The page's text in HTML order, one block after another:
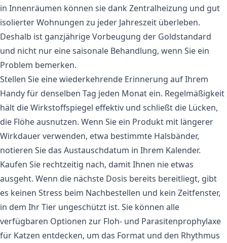
in Innenräumen können sie dank Zentralheizung und gut
isolierter Wohnungen zu jeder Jahreszeit überleben.
Deshalb ist ganzjährige Vorbeugung der Goldstandard
und nicht nur eine saisonale Behandlung, wenn Sie ein
Problem bemerken.
Stellen Sie eine wiederkehrende Erinnerung auf Ihrem
Handy für denselben Tag jeden Monat ein. Regelmäßigkeit
hält die Wirkstoffspiegel effektiv und schließt die Lücken,
die Flöhe ausnutzen. Wenn Sie ein Produkt mit längerer
Wirkdauer verwenden, etwa bestimmte Halsbänder,
notieren Sie das Austauschdatum in Ihrem Kalender.
Kaufen Sie rechtzeitig nach, damit Ihnen nie etwas
ausgeht. Wenn die nächste Dosis bereits bereitliegt, gibt
es keinen Stress beim Nachbestellen und kein Zeitfenster,
in dem Ihr Tier ungeschützt ist. Sie können alle
verfügbaren Optionen zur Floh- und Parasitenprophylaxe
für Katzen entdecken, um das Format und den Rhythmus